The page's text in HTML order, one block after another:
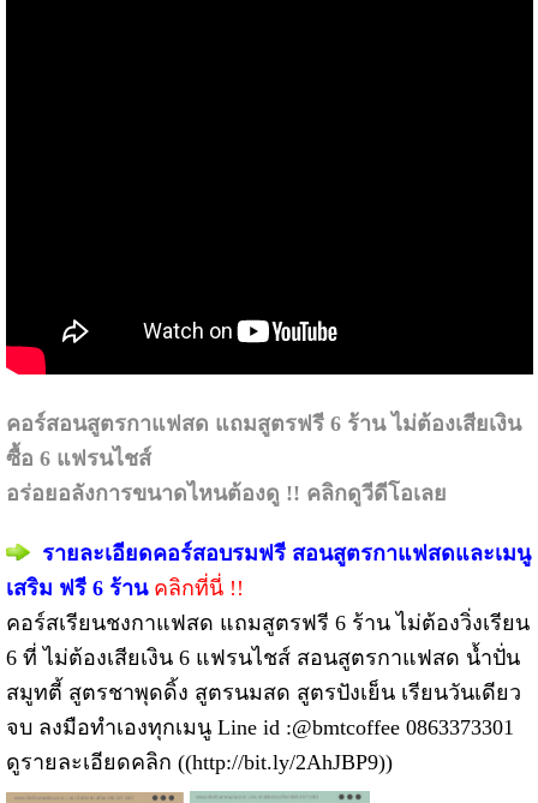
คอร์สอนสูตรกาแฟสด แถมสูตรฟรี 6 ร้าน ไม่ต้องเสียเงิน
ซื้อ 6 แฟรนไชส์
อร่อยอลังการขนาดไหนต้องดู !! คลิกดูวีดีโอเลย
รายละเอียดคอร์สอบรมฟรี สอนสูตรกาแฟสดและเมนู
เสริม ฟรี 6 ร้าน คลิกที่นี่ !!
คอร์สเรียนชงกาแฟสด แถมสูตรฟรี 6 ร้าน ไม่ต้องวิ่งเรียน
6 ที่ ไม่ต้องเสียเงิน 6 แฟรนไชส์ สอนสูตรกาแฟสด น้ำปั่น
สมูทตี้ สูตรชาพุดดิ้ง สูตรนมสด สูตรปังเย็น เรียนวันเดียว
จบ ลงมือทำเองทุกเมนู Line id :@bmtcoffee 0863373301
ดูรายละเอียดคลิก ((http://bit.ly/2AhJBP9))